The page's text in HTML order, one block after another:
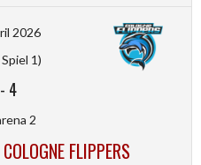
2026
1)
- 4
2
FLIPPERS